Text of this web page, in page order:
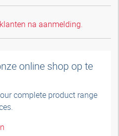
na aanmelding.
online shop op te
complete product range